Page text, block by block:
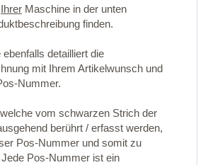
Ihrer Maschine in der unten
finden.
ebenfalls detailliert die
mit Ihrem Artikelwunsch und
Nummer.
vom schwarzen Strich der
berührt / erfasst werden,
Pos-Nummer und somit zu
Pos-Nummer ist ein